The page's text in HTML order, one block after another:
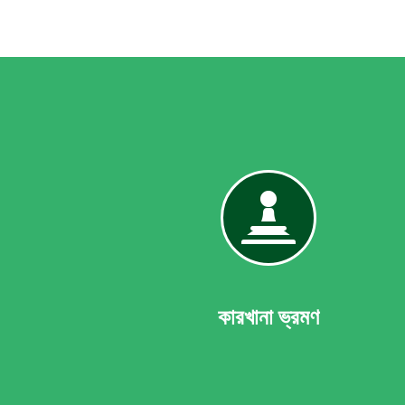
কারখানা
ভ্রমণ
কারখানা ভ্রমণ